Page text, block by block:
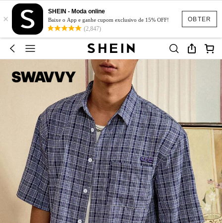
OBTER
×
SHEIN - Moda online
Baixe o App e ganhe cupom exclusivo de 15% OFF!
(2,847)